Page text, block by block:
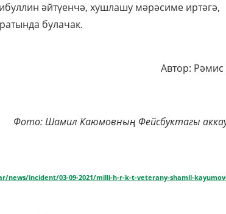
әйтүенчә, хушлашу мәрәсиме иртәгә,
булачак.
Автор:
Фото: Шамил Каюмовның Фейсбуктагы
incident/03-09-2021/milli-h-r-k-t-veterany-shamil-kayumov-